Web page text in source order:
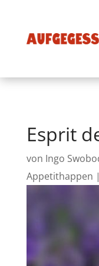
Esprit
von Ingo
Appetithappen |